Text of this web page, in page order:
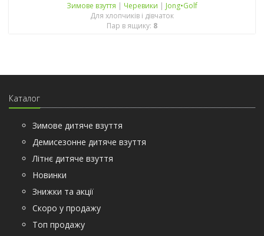
Зимове взуття | Черевики | Jong•Golf
Для хлопчиків і дівчаток
Пар в ящику: 8
Каталог
Зимове дитяче взуття
Демисезонне дитяче взуття
Літнє дитяче взуття
Новинки
Знижки та акції
Скоро у продажу
Топ продажу